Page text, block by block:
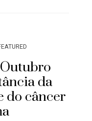
da
do câncer